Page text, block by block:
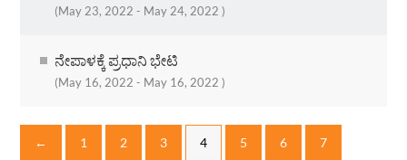
(May 23, 2022 - May 24, 2022 )
ನೇಪಾಳಕ್ಕೆ ಪ್ರಧಾನಿ ಭೇಟಿ
(May 16, 2022 - May 16, 2022 )
← 1 2 3 4 5 6 7